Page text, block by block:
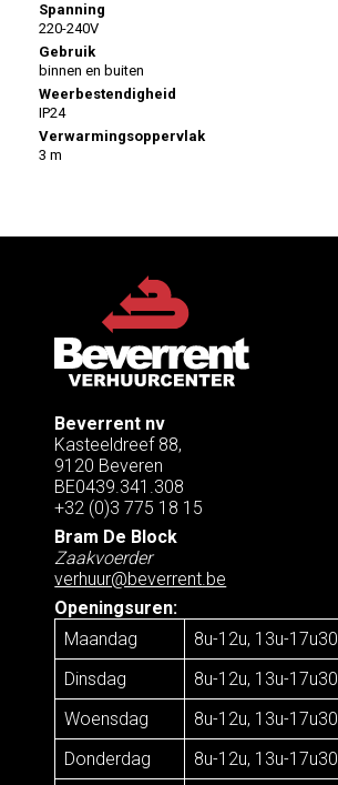
Spanning
220-240V
Gebruik
binnen en buiten
Weerbestendigheid
IP24
Verwarmingsoppervlak
3 m
Beverrent nv
Kasteeldreef 88,
9120 Beveren
BE0439.341.308
+32 (0)3 775 18 15
Bram De Block
Zaakvoerder
verhuur@beverrent.be
Openingsuren:
Maandag
8u-12u, 13u-17u30
Dinsdag
8u-12u, 13u-17u30
Woensdag
8u-12u, 13u-17u30
Donderdag
8u-12u, 13u-17u30